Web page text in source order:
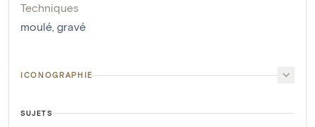
Techniques
moulé, gravé
ICONOGRAPHIE
SUJETS